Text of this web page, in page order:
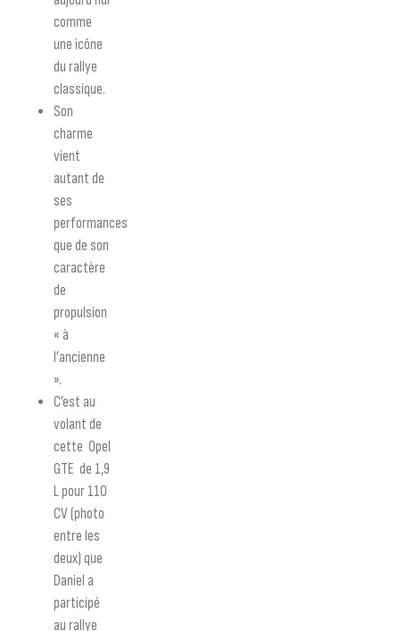
comme
une icône
du rallye
classique.
Son
charme
vient
autant de
ses
performances
que de son
caractère
de
propulsion
« à
l’ancienne
».
C’est au
volant de
cette Opel
GTE de 1,9
L pour 110
CV (photo
entre les
deux) que
Daniel a
participé
au rallye